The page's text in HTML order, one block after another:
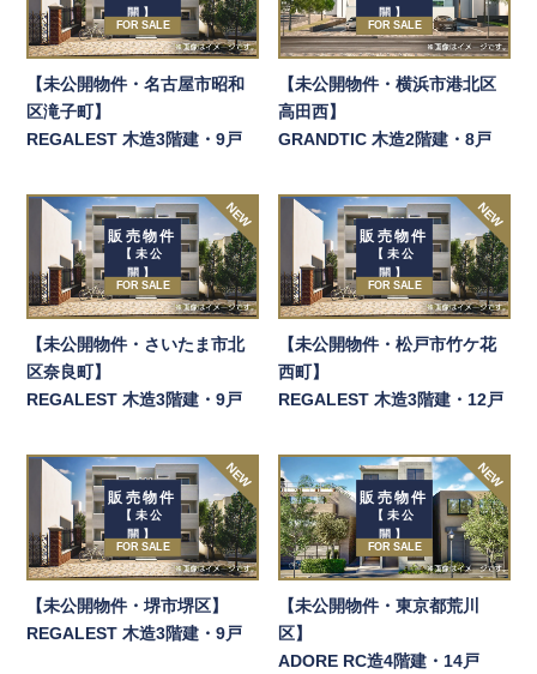
開】
FOR SALE
【未公開物件・名古屋市昭和
区滝子町】
REGALEST 木造3階建・9戸
開】
FOR SALE
【未公開物件・横浜市港北区
高田西】
GRANDTIC 木造2階建・8戸
NEW
販売物件
【未公
開】
FOR SALE
【未公開物件・さいたま市北
区奈良町】
REGALEST 木造3階建・9戸
NEW
販売物件
【未公
開】
FOR SALE
【未公開物件・松戸市竹ケ花
西町】
REGALEST 木造3階建・12戸
NEW
販売物件
【未公
開】
FOR SALE
【未公開物件・堺市堺区】
REGALEST 木造3階建・9戸
NEW
販売物件
【未公
開】
FOR SALE
【未公開物件・東京都荒川
区】
ADORE RC造4階建・14戸